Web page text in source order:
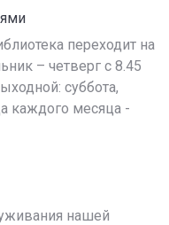
переходит на
– четверг с 8.45
суббота,
каждого месяца -
нашей